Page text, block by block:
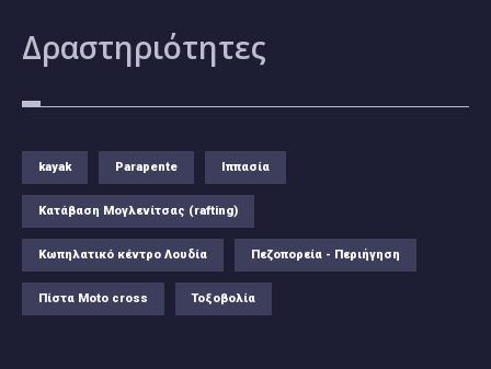
Δραστηριότητες
kayak Parapente Ιππασία
Κατάβαση Μογλενίτσας (rafting)
Κωπηλατικό κέντρο Λουδία Πεζοπορεία - Περιήγηση
Πίστα Moto cross Τοξοβολία